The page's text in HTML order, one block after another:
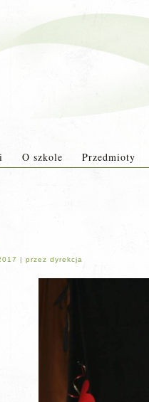
O szkole Przedmioty
| przez dyrekcja